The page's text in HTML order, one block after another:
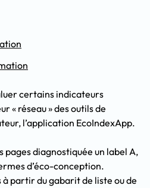
certains indicateurs
« réseau » des outils de
l’application EcoIndexApp.
pages diagnostiquée un label A,
d’éco-conception.
partir du gabarit de liste ou de